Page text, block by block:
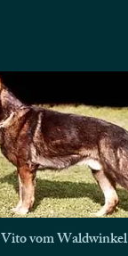
Vito vom Waldwinkel